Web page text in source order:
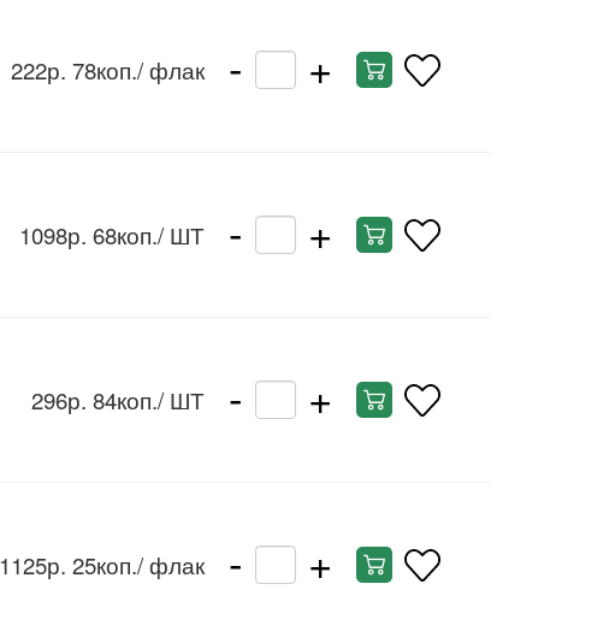
222р. 78коп./ флак - +
1098р. 68коп./ ШТ - +
296р. 84коп./ ШТ - +
1125р. 25коп./ флак - +